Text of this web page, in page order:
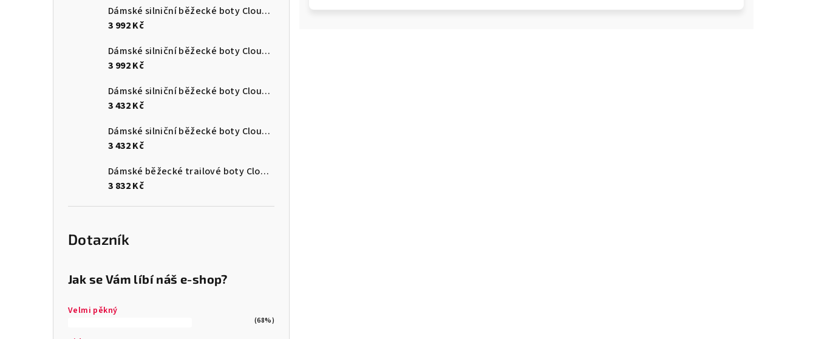
Dámské silniční běžecké boty Cloudmonster 3
3 992 Kč
Dámské silniční běžecké boty Cloudmonster 3
3 992 Kč
Dámské silniční běžecké boty Cloudsurfer Max
3 432 Kč
Dámské silniční běžecké boty Cloudsurfer Max
3 432 Kč
Dámské běžecké trailové boty Cloudultra 3
3 832 Kč
Dotazník
Jak se Vám líbí náš e-shop?
Velmi pěkný
(68%)